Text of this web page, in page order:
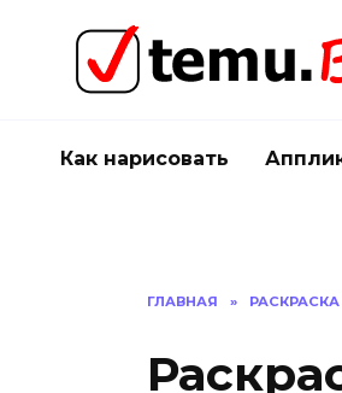
содержанию
Как нарисовать
ГЛАВНАЯ »